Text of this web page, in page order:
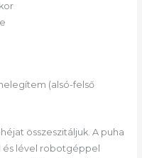
(alsó-felső
összeszitáljuk. A puha
és lével robotgéppel